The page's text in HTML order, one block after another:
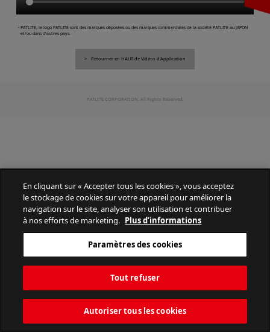
・PATLITE, le logo PATLITE sont des marques déposées ou des marques commerciales de la société PATLITE au JAPON
et/ou dans d'autres pays.
Retourner en HAUT de Vidéos d'Application
PATLITE CORPORATION. All Rights Reserved.
En cliquant sur « Accepter tous les cookies », vous acceptez
le stockage de cookies sur votre appareil pour améliorer la
navigation sur le site, analyser son utilisation et contribuer
à nos efforts de marketing. Plus d’informations
Paramètres des cookies
Tout refuser
Autoriser tous les cookies